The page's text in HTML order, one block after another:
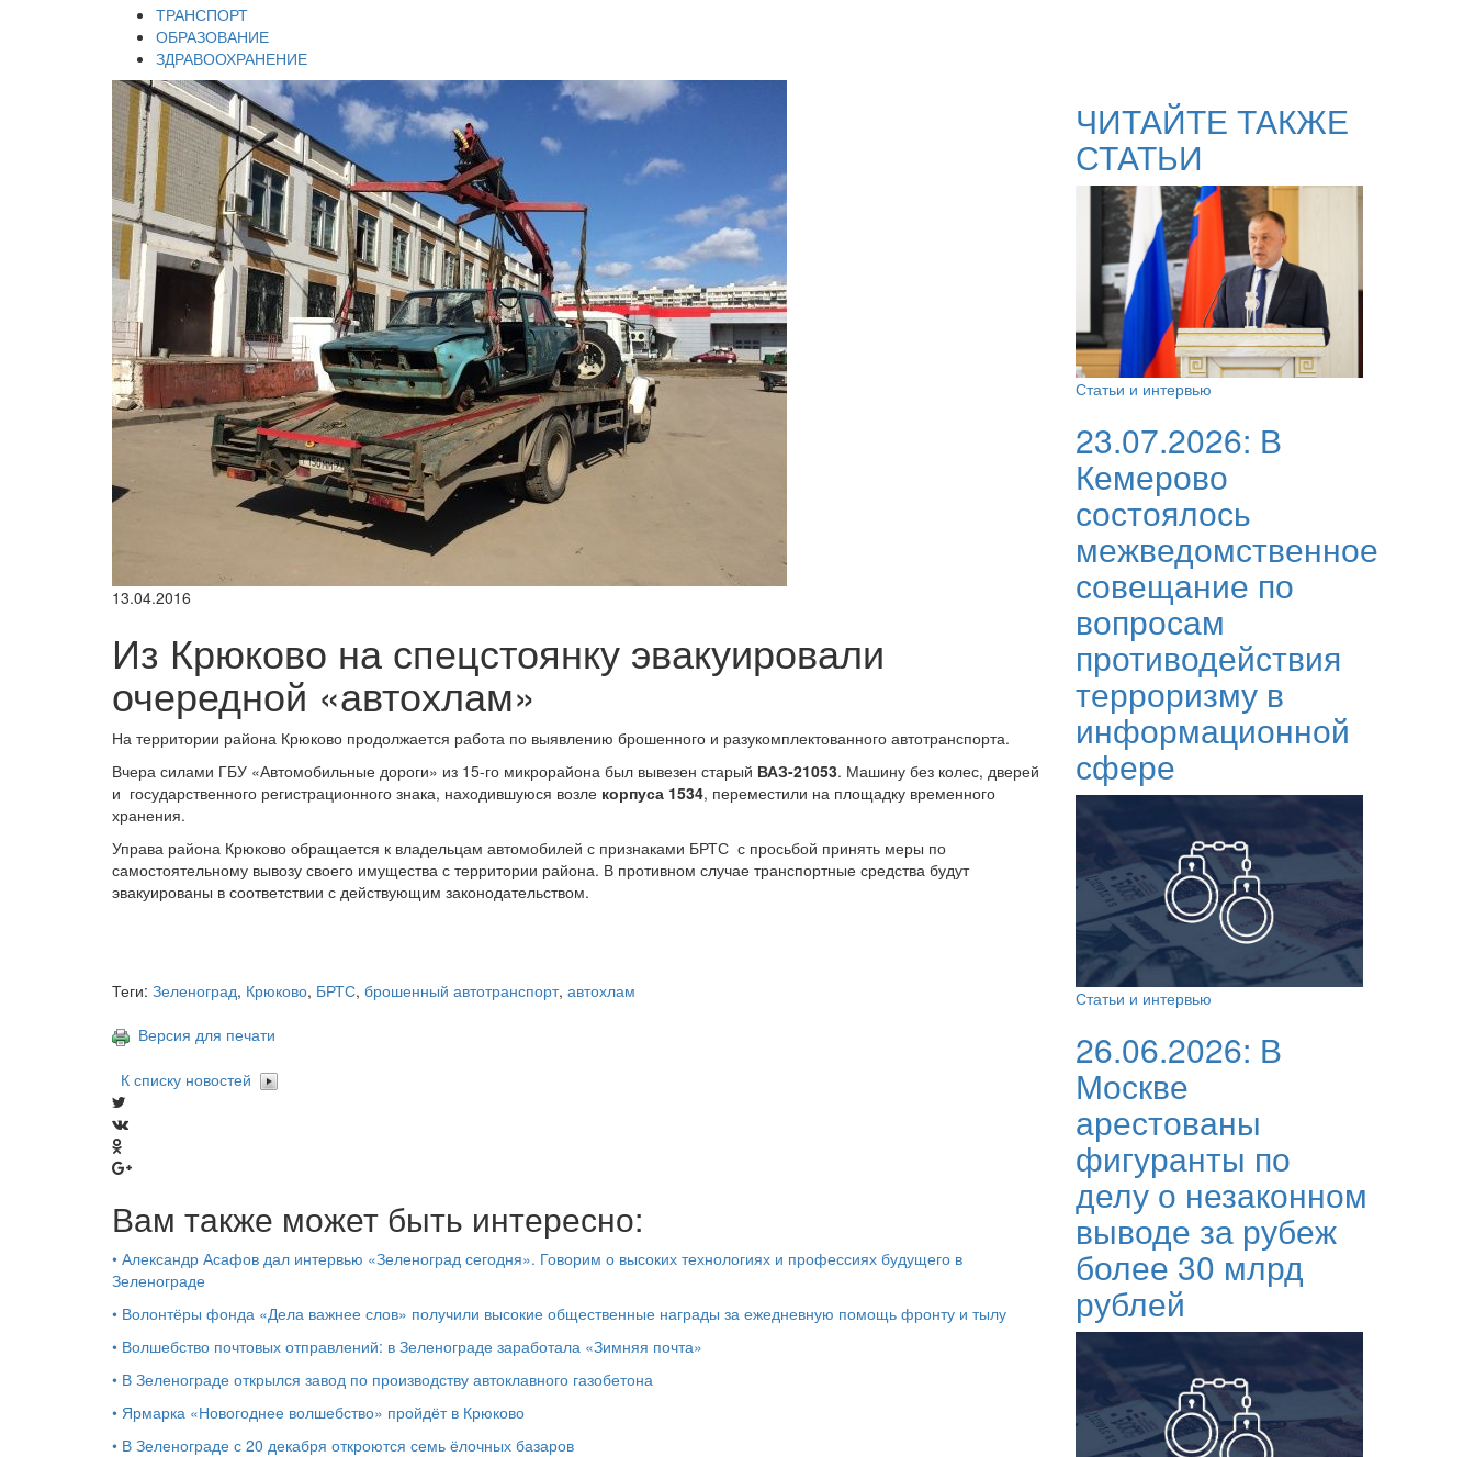
ТРАНСПОРТ
ОБРАЗОВАНИЕ
ЗДРАВООХРАНЕНИЕ
13.04.2016
Из Крюково на спецстоянку эвакуировали
очередной «автохлам»
На территории района Крюково продолжается работа по выявлению брошенного и разукомплектованного автотранспорта.
Вчера силами ГБУ «Автомобильные дороги» из 15-го микрорайона был вывезен старый ВАЗ-21053. Машину без колес, дверей
и государственного регистрационного знака, находившуюся возле корпуса 1534, переместили на площадку временного
хранения.
Управа района Крюково обращается к владельцам автомобилей с признаками БРТС с просьбой принять меры по
самостоятельному вывозу своего имущества с территории района. В противном случае транспортные средства будут
эвакуированы в соответствии с действующим законодательством.
Теги: Зеленоград, Крюково, БРТС, брошенный автотранспорт, автохлам
Версия для печати
К списку новостей
Вам также может быть интересно:
• Александр Асафов дал интервью «Зеленоград сегодня». Говорим о высоких технологиях и профессиях будущего в
Зеленограде
• Волонтёры фонда «Дела важнее слов» получили высокие общественные награды за ежедневную помощь фронту и тылу
• Волшебство почтовых отправлений: в Зеленограде заработала «Зимняя почта»
• В Зеленограде открылся завод по производству автоклавного газобетона
• Ярмарка «Новогоднее волшебство» пройдёт в Крюково
• В Зеленограде с 20 декабря откроются семь ёлочных базаров
ЧИТАЙТЕ ТАКЖЕ
СТАТЬИ
Статьи и интервью
23.07.2026: В
Кемерово
состоялось
межведомственное
совещание по
вопросам
противодействия
терроризму в
информационной
сфере
Статьи и интервью
26.06.2026: В
Москве
арестованы
фигуранты по
делу о незаконном
выводе за рубеж
более 30 млрд
рублей